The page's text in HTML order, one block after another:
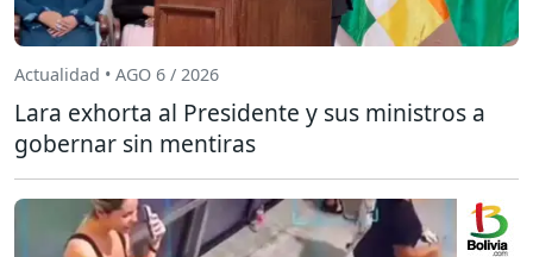
Actualidad • AGO 6 / 2026
Lara exhorta al Presidente y sus ministros a
gobernar sin mentiras